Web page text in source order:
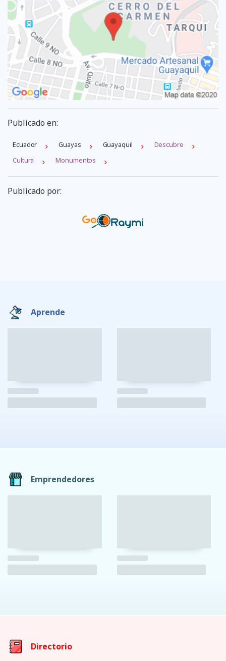
Publicado en:
Ecuador Guayas Guayaquil
Descubre
Cultura
Monumentos
Publicado por:
Aprende
Emprendedores
Directorio